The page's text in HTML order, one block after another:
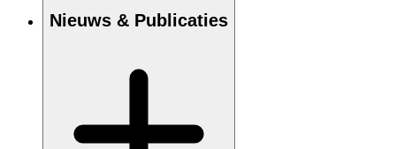
Nieuws & Publicaties